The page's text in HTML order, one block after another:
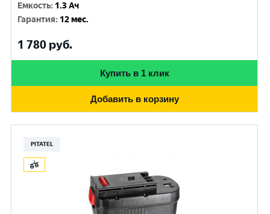
Емкость: 1.3 Ач
Гарантия: 12 мес.
1 780 руб.
Купить в 1 клик
Добавить в корзину
PITATEL